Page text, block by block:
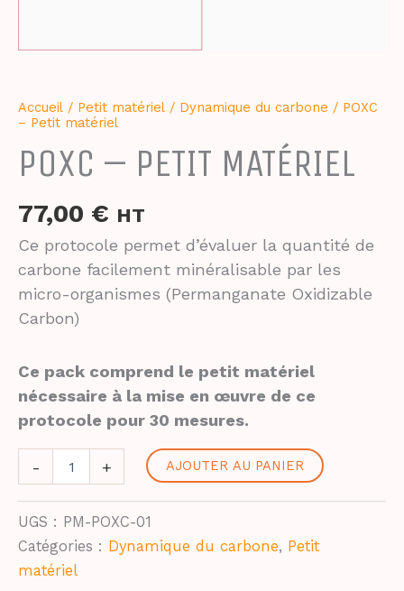
Accueil / Petit matériel / Dynamique du carbone / POXC
– Petit matériel
POXC – PETIT MATÉRIEL
77,00 € HT
Ce protocole permet d’évaluer la quantité de
carbone facilement minéralisable par les
micro-organismes (Permanganate Oxidizable
Carbon)
Ce pack comprend le petit matériel
nécessaire à la mise en œuvre de ce
protocole pour 30 mesures.
-
Petit
matériel
+ AJOUTER AU PANIER
UGS : PM-POXC-01
Catégories : Dynamique du carbone, Petit
matériel